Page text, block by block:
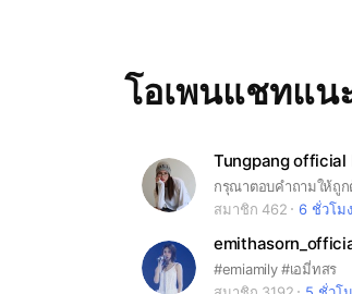
โอเพนแชทแน
Tungpang official
สมาชิก 462
6 ชั่วโม
#emiamily #เอมี่ทสร